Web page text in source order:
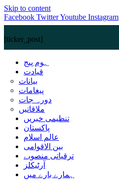
Skip to content
Facebook TwitterYoutube Instagram
[ticker_post]
ہوم پیج
قیادت
بیانات
پیغامات
دورہ جات
ملاقاتیں
تنظیمی خبریں
پاکستان
عالم اسلام
بین الاقوامی
ترقیاتی منصوبے
آرٹیکلز
ہمارے بارے میں